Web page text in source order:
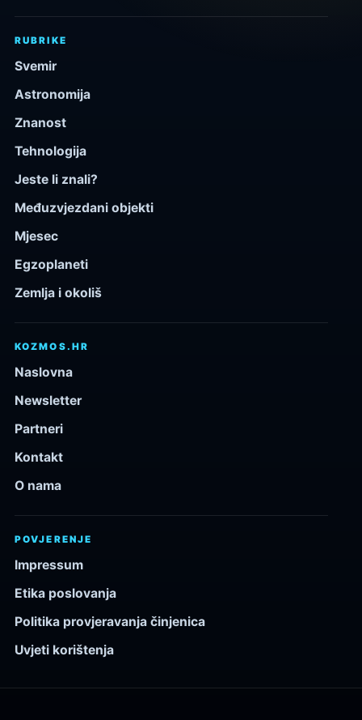
RUBRIKE
Svemir
Astronomija
Znanost
Tehnologija
Jeste li znali?
Međuzvjezdani objekti
Mjesec
Egzoplaneti
Zemlja i okoliš
KOZMOS.HR
Naslovna
Newsletter
Partneri
Kontakt
O nama
POVJERENJE
Impressum
Etika poslovanja
Politika provjeravanja činjenica
Uvjeti korištenja